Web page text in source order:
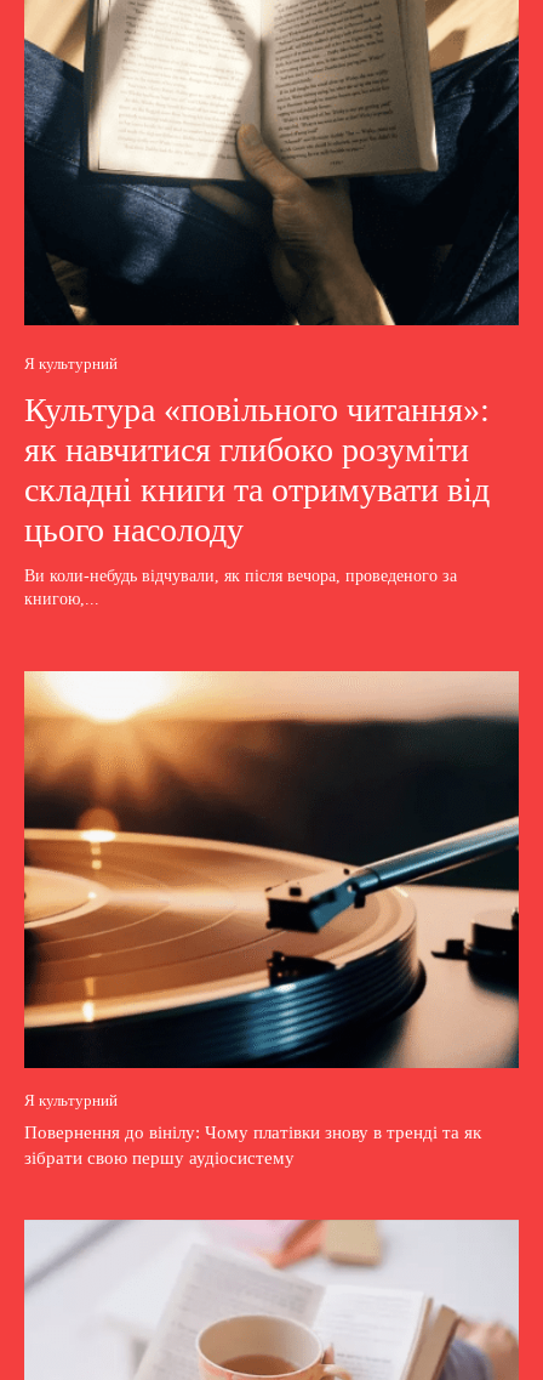
Я культурний
Культура «повільного читання»:
як навчитися глибоко розуміти
складні книги та отримувати від
цього насолоду
Ви коли-небудь відчували, як після вечора, проведеного за
книгою,...
Я культурний
Повернення до вінілу: Чому платівки знову в тренді та як
зібрати свою першу аудіосистему